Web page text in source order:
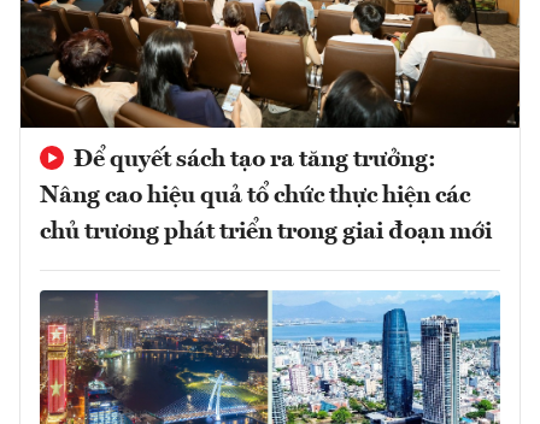
Để quyết sách tạo ra tăng trưởng:
Nâng cao hiệu quả tổ chức thực hiện các
chủ trương phát triển trong giai đoạn mới